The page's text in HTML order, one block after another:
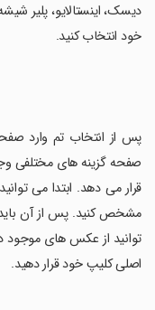
دیسک، اینستالایو، پلیر
خود انتخاب کنید.
پس از انتخاب تم وارد
صفحه گزینه های مختلفی
قرار می دهد. ابتدا می
مشخص کنید. پس از آن باید
توانید از عکس های موجود
اصلی کلیپ خود قرار دهید.